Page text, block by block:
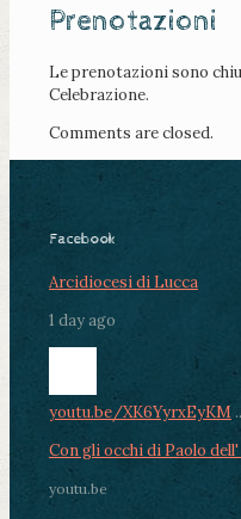
Prenotazioni
Le prenotazioni sono
Celebrazione.
Comments are closed.
Facebook
Arcidiocesi di Lucca
1 day ago
youtu.be/XK6YyrxEyKM
Con gli occhi di Paolo
youtu.be